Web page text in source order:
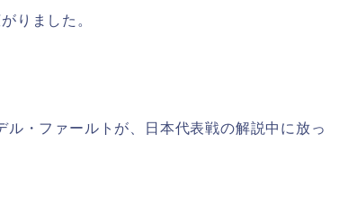
りました。
・ファールトが、日本代表戦の解説中に放っ